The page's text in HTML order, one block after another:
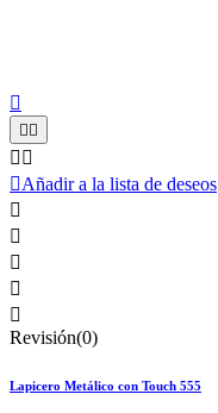

 
 
Añadir a la lista de deseos





Revisión(0)
Lapicero Metálico con Touch 555